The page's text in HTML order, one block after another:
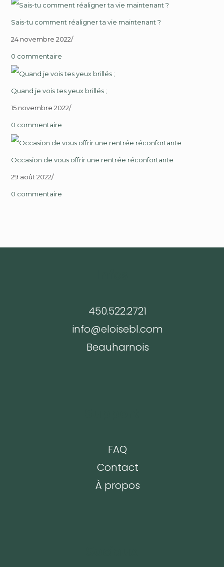
Sais-tu comment réaligner ta vie maintenant ?
24 novembre 2022/
0 commentaire
Quand je vois tes yeux brillés ;
15 novembre 2022/
0 commentaire
Occasion de vous offrir une rentrée réconfortante
29 août 2022/
0 commentaire
450.522.2721
info@eloisebl.com
Beauharnois
FAQ
Contact
À propos